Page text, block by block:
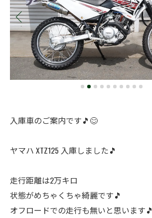
入庫車のご案内です🎵😊
ヤマハ XTZ125 入庫しました🎵
走行距離は2万キロ
状態がめちゃくちゃ綺麗です🎵
オフロードでの走行も無いと思います🎵